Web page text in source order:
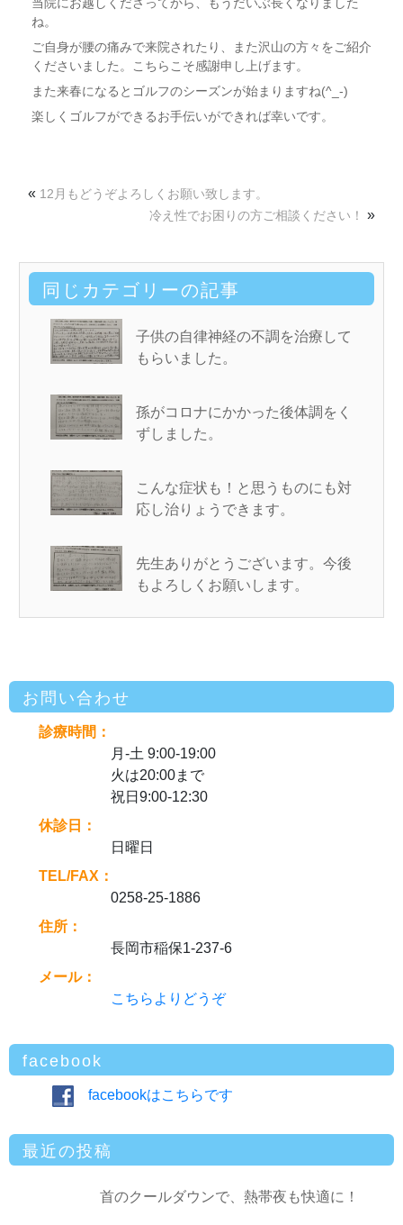
ね。
ご自身が腰の痛みで来院されたり、また沢山の方々をご紹介
くださいました。こちらこそ感謝申し上げます。
また来春になるとゴルフのシーズンが始まりますね(^_-)
楽しくゴルフができるお手伝いができれば幸いです。
« 12月もどうぞよろしくお願い致します。
冷え性でお困りの方ご相談ください！
»
同じカテゴリーの記事
子供の自律神経の不調を治療して
もらいました。
孫がコロナにかかった後体調をく
ずしました。
こんな症状も！と思うものにも対
応し治りょうできます。
先生ありがとうございます。今後
もよろしくお願いします。
お問い合わせ
診療時間：
月-土 9:00-19:00
火は20:00まで
祝日9:00-12:30
休診日：
日曜日
TEL/FAX：
0258-25-1886
住所：
長岡市稲保1-237-6
メール：
こちらよりどうぞ
facebook
facebookはこちらです
最近の投稿
首のクールダウンで、熱帯夜も快適に！